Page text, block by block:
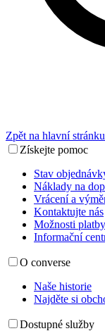
Zpět na hlavní stránku
Získejte pomoc
Stav
Náklady na
Vrácení a
Kontaktujte nás
Možnosti platby
Informační
O converse
Naše historie
Najděte si
Dostupné služby